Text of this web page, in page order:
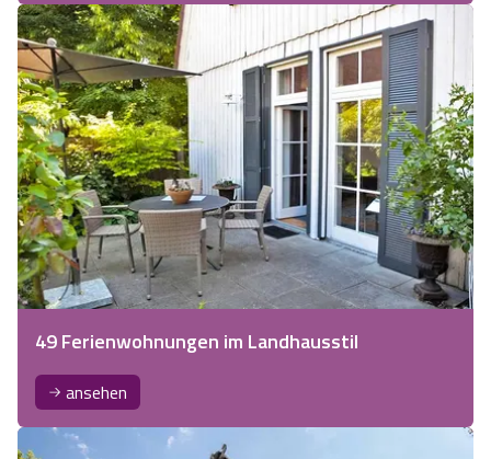
49 Ferienwohnungen im Landhausstil
ansehen